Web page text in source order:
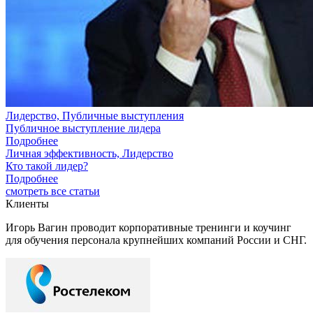
Лидерство, Публичные выступления
Публичное выступление лидера
Подробнее
Личная эффективность, Лидерство
Кто такой лидер?
Подробнее
смотреть все статьи
Клиенты
Игорь Вагин проводит корпоративные тренинги и коучинг
для обучения персонала крупнейших компаний России и СНГ.